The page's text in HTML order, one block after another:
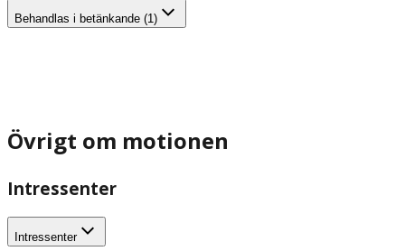
Behandlas i betänkande (1)
Övrigt om motionen
Intressenter
Intressenter